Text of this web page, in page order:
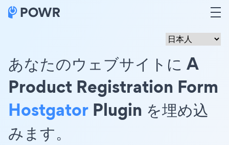
あなたのウェブサイトに A
Product Registration Form
Hostgator Plugin を埋め込
みます。